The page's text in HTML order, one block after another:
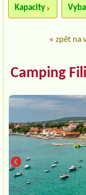
Kapacity
«zpět na
Camping